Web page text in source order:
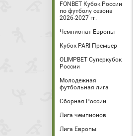
FONBET Кубок России
по футболу сезона
2026-2027 гг.
Чемпионат Европы
Кубок PARI Премьер
OLIMPBET Суперкубок
России
Молодежная
футбольная лига
Сборная России
Лига чемпионов
Лига Европы